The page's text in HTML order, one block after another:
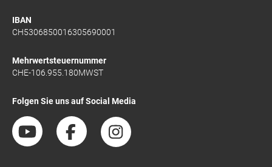
IBAN
CH5306850016305690001
Mehrwertsteuernummer
CHE-106.955.180MWST
Folgen Sie uns auf Social Media